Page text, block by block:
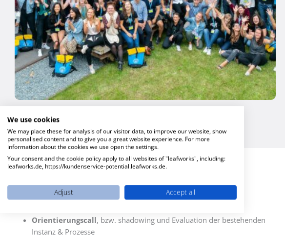
Projektschritte
Orientierungscall, bzw. shadowing und Evaluation der bestehenden
Instanz & Prozesse
We use cookies
We may place these for analysis of our visitor data, to improve our website, show
personalised content and to give you a great website experience. For more
information about the cookies we use open the settings.
Your consent and the cookie policy apply to all websites of "leafworks", including:
leafworks.de, https://kundenservice-potential.leafworks.de.
Adjust Accept all